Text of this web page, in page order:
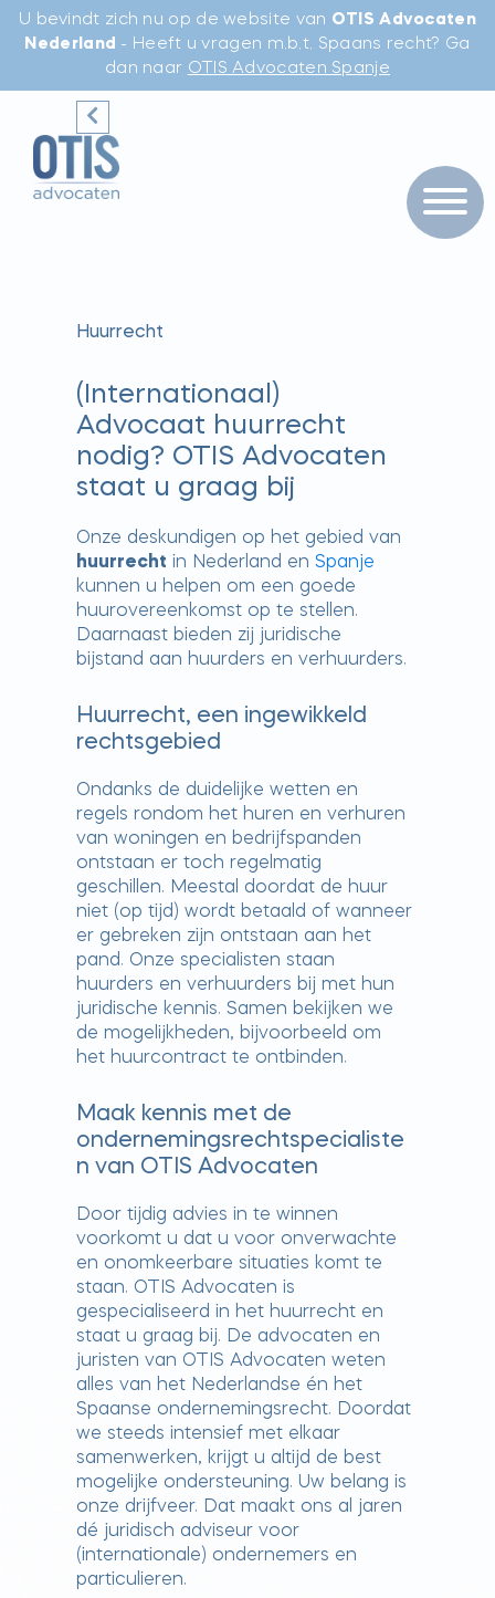
U bevindt zich nu op de website van OTIS Advocaten
Nederland - Heeft u vragen m.b.t. Spaans recht? Ga
dan naar OTIS Advocaten Spanje
Huurrecht
(Internationaal)
Advocaat huurrecht
nodig? OTIS Advocaten
staat u graag bij
Onze deskundigen op het gebied van
huurrecht in Nederland en Spanje
kunnen u helpen om een goede
huurovereenkomst op te stellen.
Daarnaast bieden zij juridische
bijstand aan huurders en verhuurders.
Huurrecht, een ingewikkeld
rechtsgebied
Ondanks de duidelijke wetten en
regels rondom het huren en verhuren
van woningen en bedrijfspanden
ontstaan er toch regelmatig
geschillen. Meestal doordat de huur
niet (op tijd) wordt betaald of wanneer
er gebreken zijn ontstaan aan het
pand. Onze specialisten staan
huurders en verhuurders bij met hun
juridische kennis. Samen bekijken we
de mogelijkheden, bijvoorbeeld om
het huurcontract te ontbinden.
Maak kennis met de
ondernemingsrechtspecialiste
n van OTIS Advocaten
Door tijdig advies in te winnen
voorkomt u dat u voor onverwachte
en onomkeerbare situaties komt te
staan. OTIS Advocaten is
gespecialiseerd in het huurrecht en
staat u graag bij. De advocaten en
juristen van OTIS Advocaten weten
alles van het Nederlandse én het
Spaanse ondernemingsrecht. Doordat
we steeds intensief met elkaar
samenwerken, krijgt u altijd de best
mogelijke ondersteuning. Uw belang is
onze drijfveer. Dat maakt ons al jaren
dé juridisch adviseur voor
(internationale) ondernemers en
particulieren.